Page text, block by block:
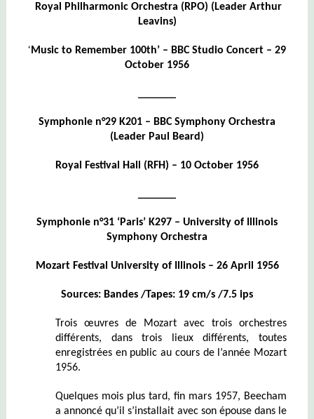
Royal Philharmonic Orchestra (RPO) (Leader Arthur
Leavins)
‘ Music to Remember 100th’ – BBC Studio Concert – 29
October 1956
Symphonie n°29 K201 – BBC Symphony Orchestra
(Leader Paul Beard)
Royal Festival Hall (RFH) – 10 October 1956
Symphonie n°31 ‘Paris’ K297 – University of Illinois
Symphony Orchestra
Mozart Festival University of Illinois – 26 April 1956
Sources: Bandes /Tapes: 19 cm/s /7.5 ips
Trois œuvres de Mozart avec trois orchestres
différents, dans trois lieux différents, toutes
enregistrées en public au cours de l’année Mozart
1956.
Quelques mois plus tard, fin mars 1957, Beecham
a annoncé qu’il s’installait avec son épouse dans le